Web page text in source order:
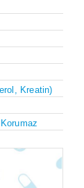
Kreatin)